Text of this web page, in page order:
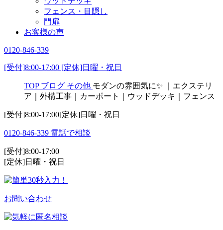
フェンス・目隠し
門扉
お客様の声
0120-846-339
[受付]8:00-17:00 [定休]日曜・祝日
TOP ブログ その他 モダンの雰囲気に✨ ｜エクステリ
ア｜外構工事｜カーポート｜ウッドデッキ｜フェンス
[受付]8:00-17:00[定休]日曜・祝日
0120-846-339 電話で相談
[受付]8:00-17:00
[定休]日曜・祝日
お問い合わせ